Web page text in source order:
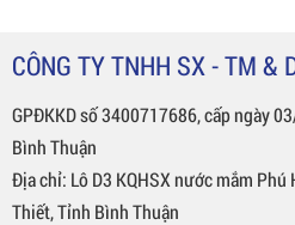
CÔNG TY TNHH SX - TM &
GPĐKKD số 3400717686, cấp ngày
Bình Thuận
Địa chỉ: Lô D3 KQHSX nước mắm Phú
Thiết, Tỉnh Bình Thuận